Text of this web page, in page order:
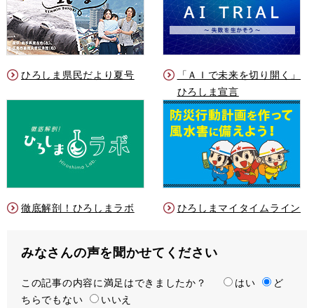
ひろしま県民だより夏号
「ＡＩで未来を切り開く」
ひろしま宣言
徹底解剖！ひろしまラボ ひろしまマイタイムライン
みなさんの声を聞かせてください
満
足
この記事の内容に満足はできましたか？ はい
ど
ちらでもない
いいえ